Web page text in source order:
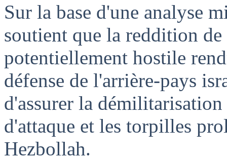
Sur la base d'une analyse
soutient que la reddition
potentiellement hostile
défense de l'arrière-pays
d'assurer la
d'attaque et les torpilles
Hezbollah.